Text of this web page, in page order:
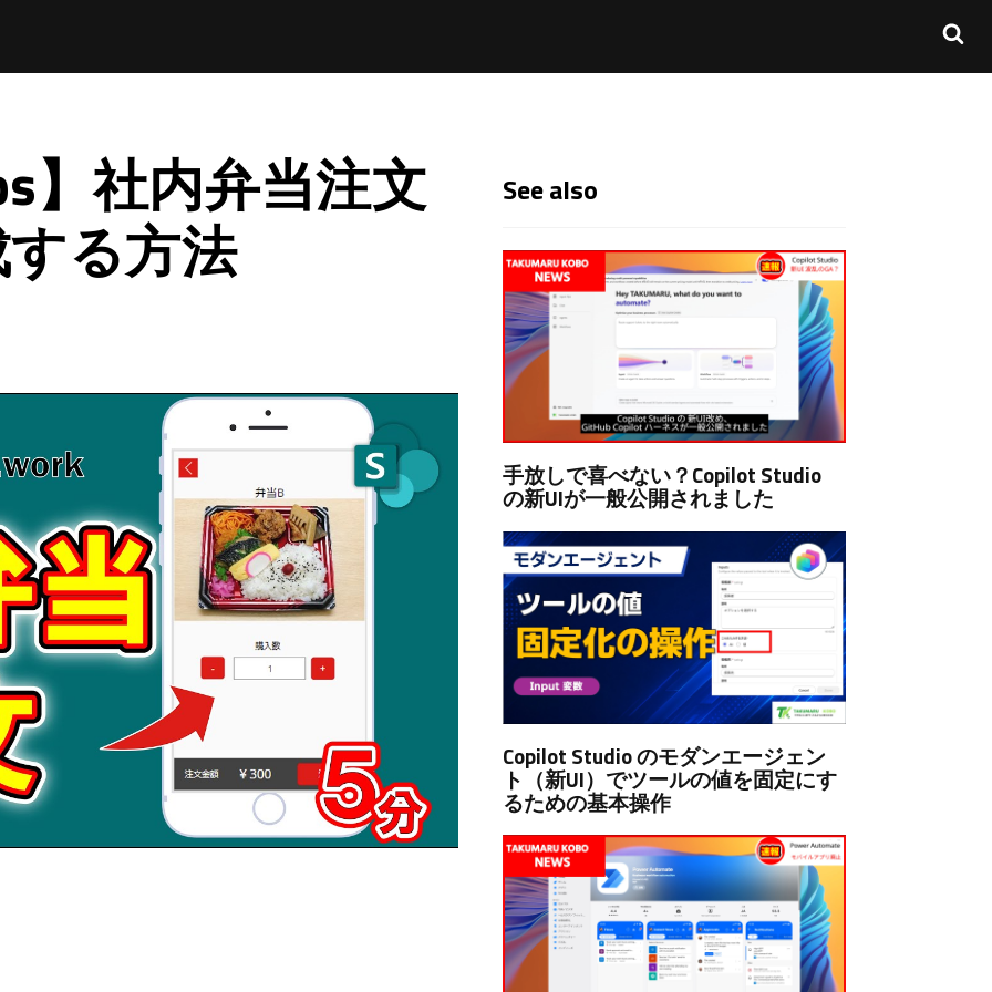
】社内弁当注文
る方法
See also
手放しで喜べない？Copilot Studio
の新UIが一般公開されました
Copilot Studio のモダンエージェン
ト（新UI）でツールの値を固定にす
るための基本操作